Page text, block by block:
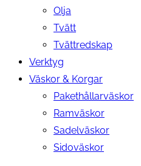
Olja
Tvätt
Tvättredskap
Verktyg
Väskor & Korgar
Pakethållarväskor
Ramväskor
Sadelväskor
Sidoväskor